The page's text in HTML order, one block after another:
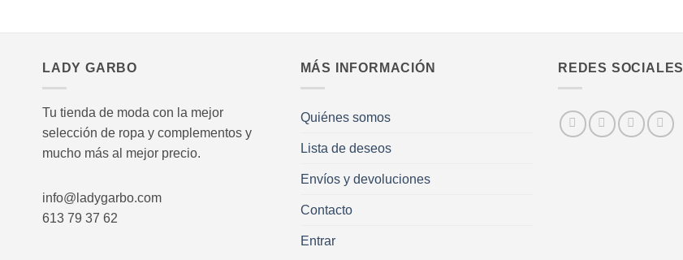
LADY GARBO
Tu tienda de moda con la mejor
selección de ropa y complementos y
mucho más al mejor precio.
info@ladygarbo.com
613 79 37 62
MÁS INFORMACIÓN
Quiénes somos
Lista de deseos
Envíos y devoluciones
Contacto
Entrar
REDES SOCIALES